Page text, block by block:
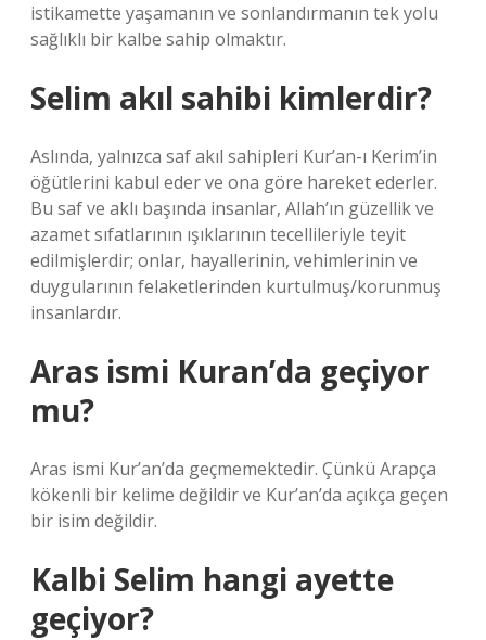
istikamette yaşamanın ve sonlandırmanın tek yolu
sağlıklı bir kalbe sahip olmaktır.
Selim akıl sahibi kimlerdir?
Aslında, yalnızca saf akıl sahipleri Kur’an-ı Kerim’in
öğütlerini kabul eder ve ona göre hareket ederler.
Bu saf ve aklı başında insanlar, Allah’ın güzellik ve
azamet sıfatlarının ışıklarının tecellileriyle teyit
edilmişlerdir; onlar, hayallerinin, vehimlerinin ve
duygularının felaketlerinden kurtulmuş/korunmuş
insanlardır.
Aras ismi Kuran’da geçiyor
mu?
Aras ismi Kur’an’da geçmemektedir. Çünkü Arapça
kökenli bir kelime değildir ve Kur’an’da açıkça geçen
bir isim değildir.
Kalbi Selim hangi ayette
geçiyor?